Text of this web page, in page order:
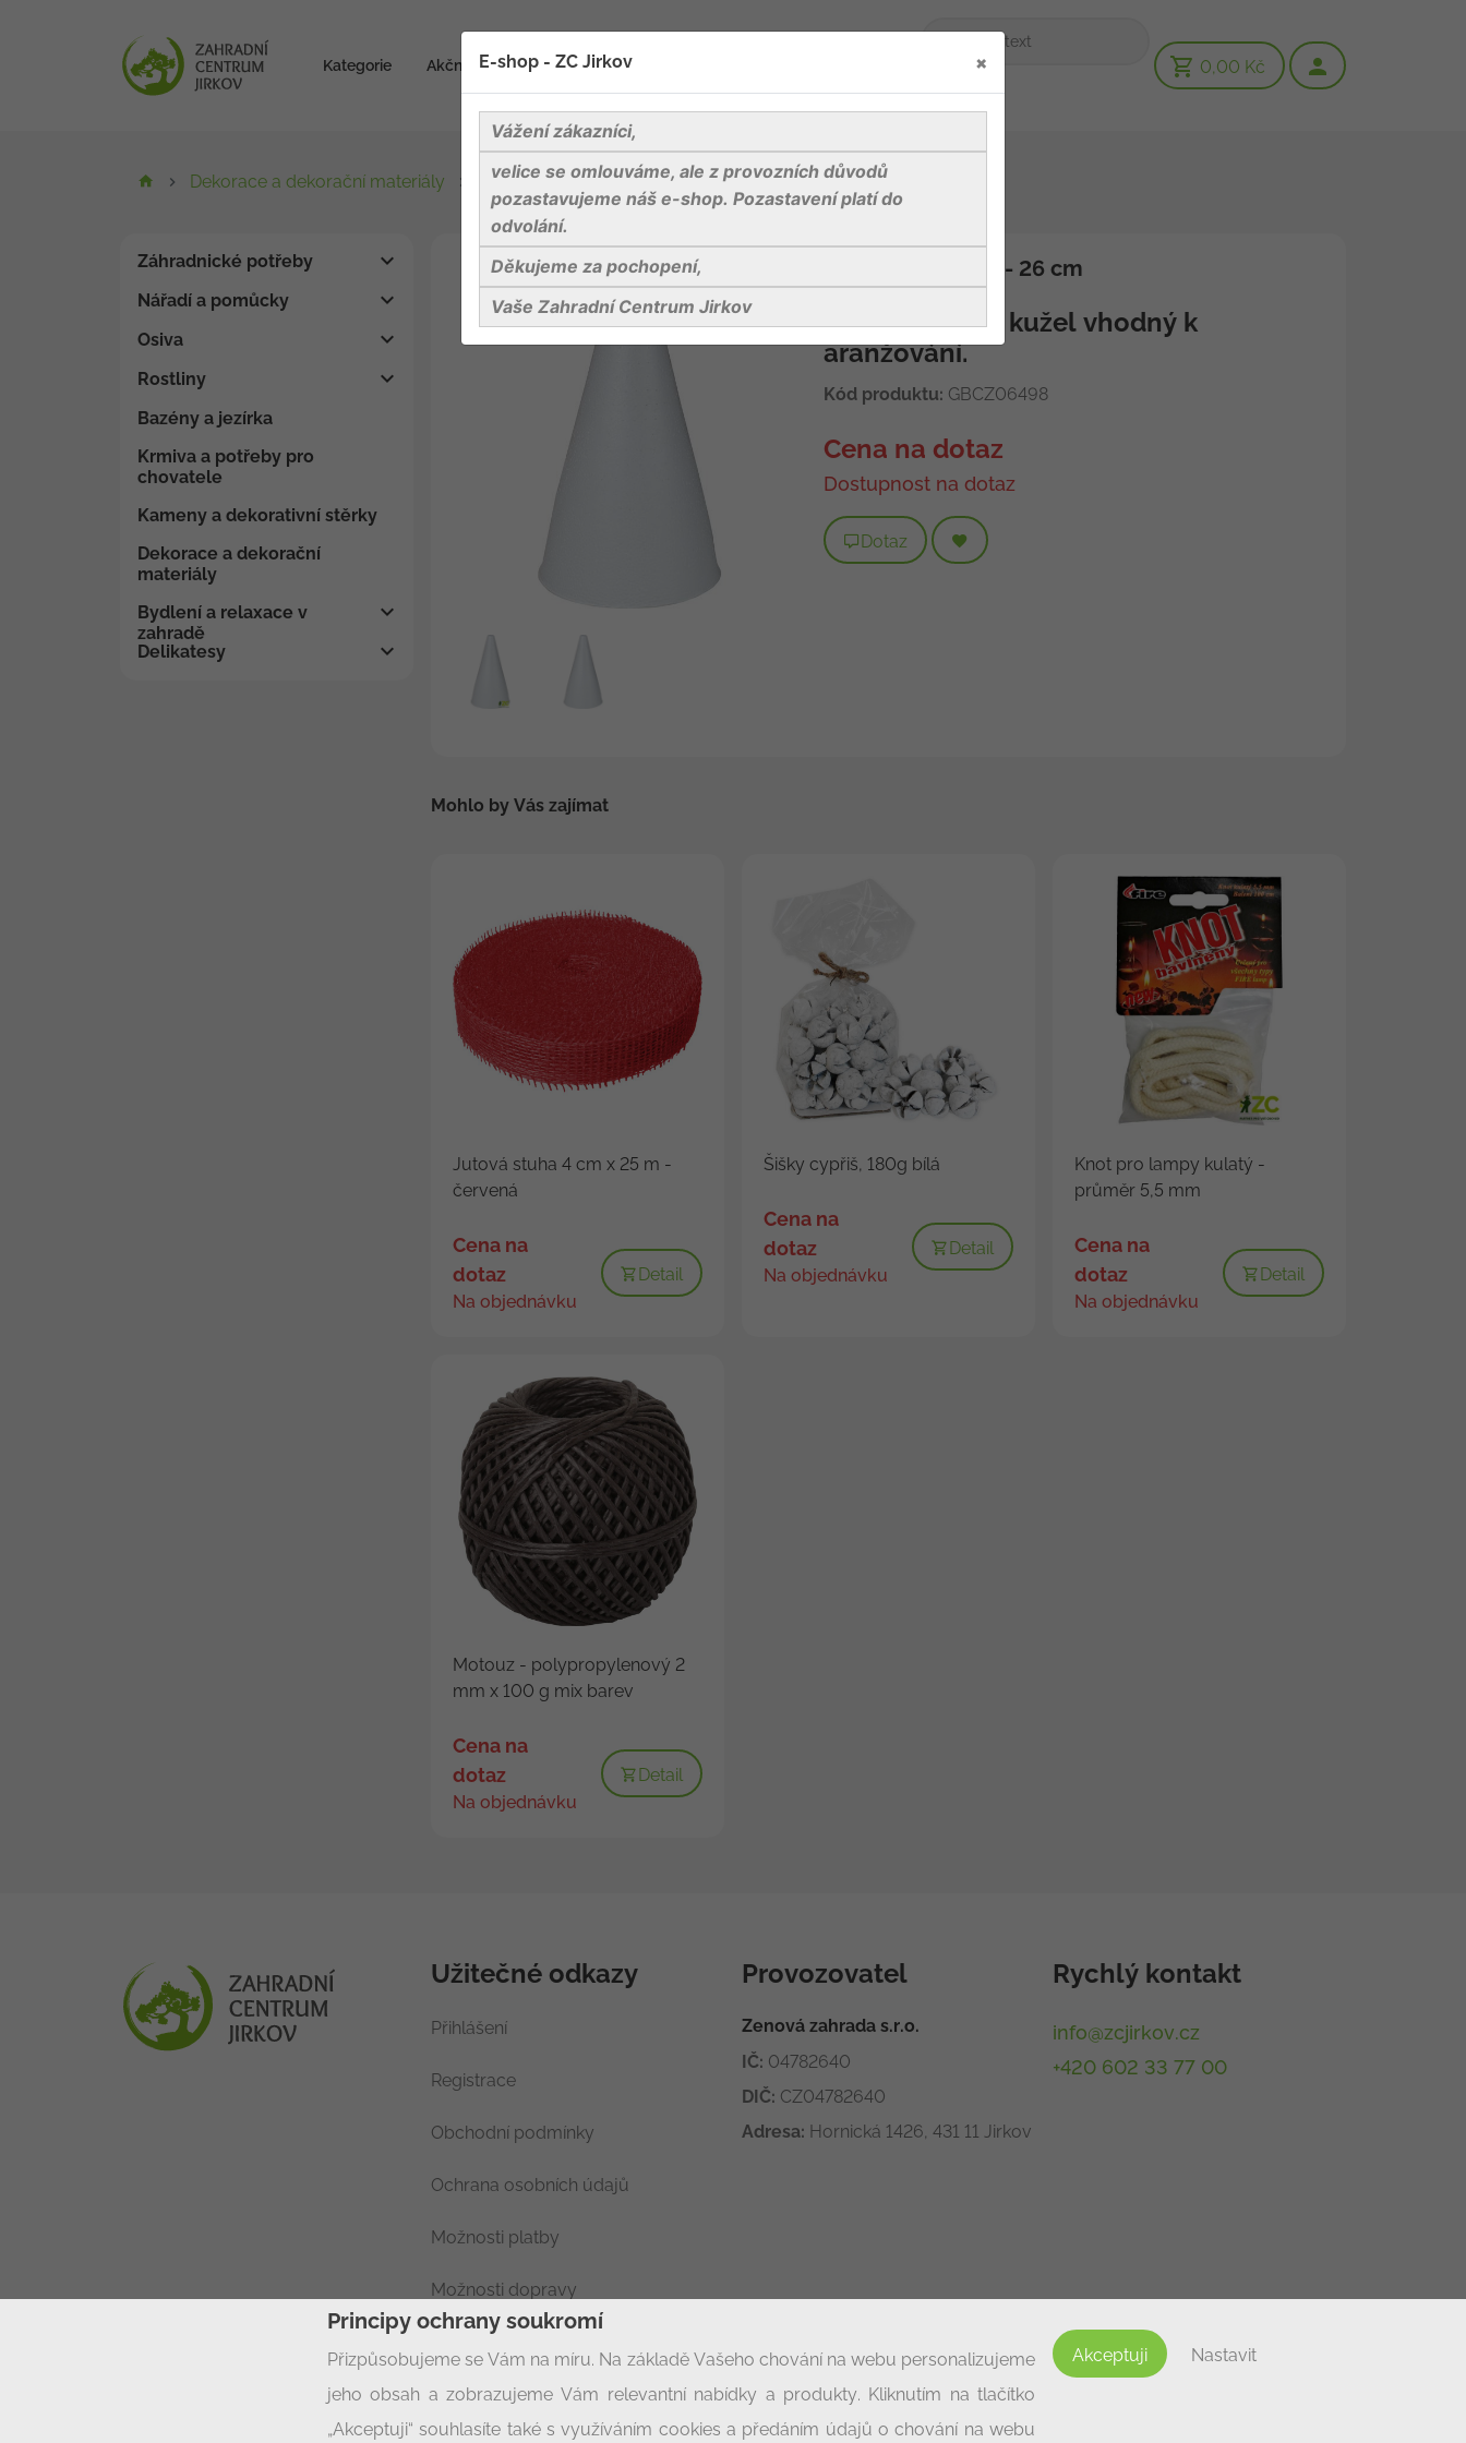
Kategorie Akční zboží Blog Kontakty 0,00 Kč
Dekorace a dekorační materiály Kužel polystyren - 26 cm
Záhradnické potřeby
Nářadí a pomůcky
Osiva
Rostliny
Bazény a jezírka
Krmiva a potřeby pro
chovatele
Kameny a dekorativní stěrky
Dekorace a dekorační
materiály
Bydlení a relaxace v
zahradě
Delikatesy
Kužel polystyren - 26 cm
Polystyrénový kužel vhodný k
aranžování.
Kód produktu: GBCZ06498
Cena na dotaz
Dostupnost na dotaz
Dotaz
Mohlo by Vás zajímat
Jutová stuha 4 cm x 25 m -
červená
Cena na
dotaz
Na objednávku
Detail
Šišky cypřiš, 180g bílá
Cena na
dotaz
Na objednávku
Detail
Knot pro lampy kulatý -
průměr 5,5 mm
Cena na
dotaz
Na objednávku
Detail
Motouz - polypropylenový 2
mm x 100 g mix barev
Cena na
dotaz
Na objednávku
Detail
Užitečné odkazy
Přihlášení
Registrace
Obchodní podmínky
Ochrana osobních údajů
Možnosti platby
Možnosti dopravy
Provozovatel
Zenová zahrada s.r.o.
IČ: 04782640
DIČ: CZ04782640
Adresa: Hornická 1426, 431 11 Jirkov
Rychlý kontakt
info@zcjirkov.cz
+420 602 33 77 00
Principy ochrany soukromí
Přizpůsobujeme se Vám na míru. Na základě Vašeho chování na webu personalizujeme
jeho obsah a zobrazujeme Vám relevantní nabídky a produkty. Kliknutím na tlačítko
„Akceptuji“ souhlasíte také s využíváním cookies a předáním údajů o chování na webu
Akceptuji Nastavit
E-shop - ZC Jirkov ×
Vážení zákazníci,
velice se omlouváme, ale z provozních důvodů
pozastavujeme náš e-shop. Pozastavení platí do
odvolání.
Děkujeme za pochopení,
Vaše Zahradní Centrum Jirkov